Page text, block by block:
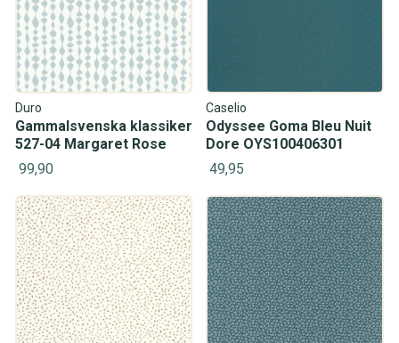
Duro
Gammalsvenska klassiker
527-04 Margaret Rose
99,90
Caselio
Odyssee Goma Bleu Nuit
Dore OYS100406301
49,95